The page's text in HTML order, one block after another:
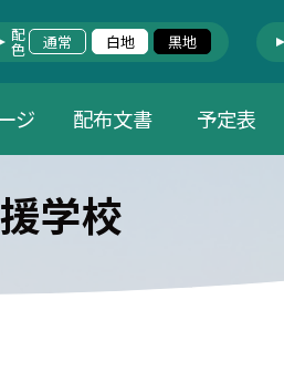
配色 通常 白地 黒地
ジ 配布文書 予定表
学校